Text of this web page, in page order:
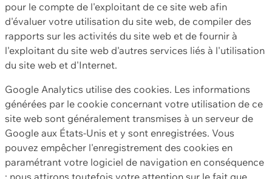
pour le compte de l'exploitant de ce site web afin
d'évaluer votre utilisation du site web, de compiler des
rapports sur les activités du site web et de fournir à
l'exploitant du site web d'autres services liés à l'utilisation
du site web et d'Internet.
Google Analytics utilise des cookies. Les informations
générées par le cookie concernant votre utilisation de ce
site web sont généralement transmises à un serveur de
Google aux États-Unis et y sont enregistrées. Vous
pouvez empêcher l'enregistrement des cookies en
paramétrant votre logiciel de navigation en conséquence